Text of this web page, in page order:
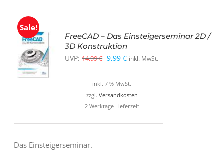
Sale!
IN DEN
WARENKORB
FreeCAD – Das Einsteigerseminar 2D /
3D Konstruktion
UVP: 14,99€ Ursprünglicher
war:
14,99 €
9,99€Aktueller
ist:
9,99 €.
inkl. MwSt.
inkl. 7 % MwSt.
zzgl. Versandkosten
2 Werktage Lieferzeit
Das Einsteigerseminar.